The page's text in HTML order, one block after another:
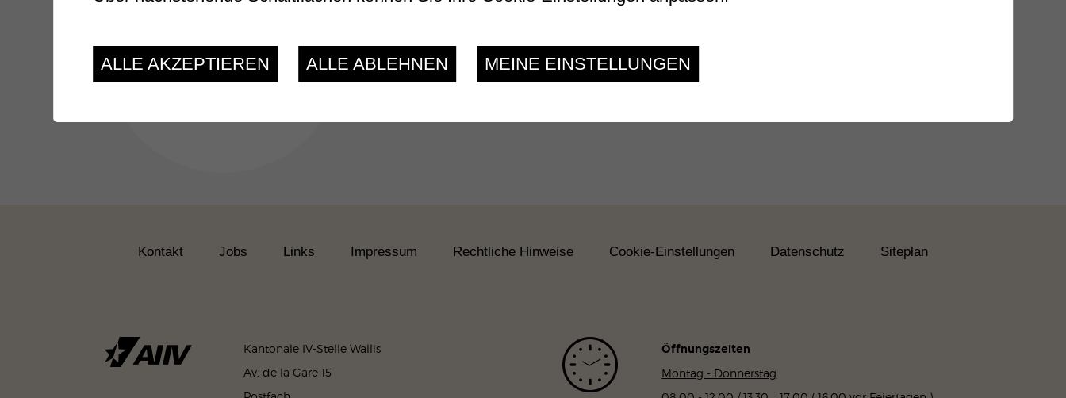
Jahresbericht 2025
Kontakt Jobs Links Impressum Rechtliche Hinweise Cookie-Einstellungen Datenschutz Siteplan
Kantonale IV-Stelle Wallis
Av. de la Gare 15
Öffnungszeiten
Montag - Donnerstag
ALLE AKZEPTIEREN ALLE ABLEHNEN MEINE EINSTELLUNGEN